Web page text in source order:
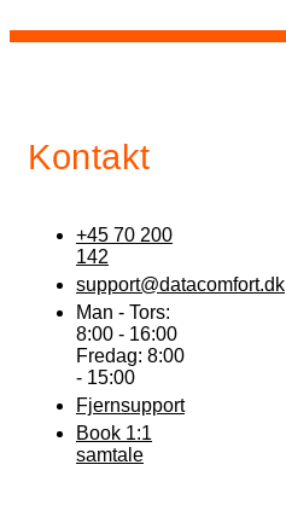
Kontakt
+45 70 200
142
support@datacomfort.dk
Man - Tors:
8:00 - 16:00
Fredag: 8:00
- 15:00
Fjernsupport
Book 1:1
samtale